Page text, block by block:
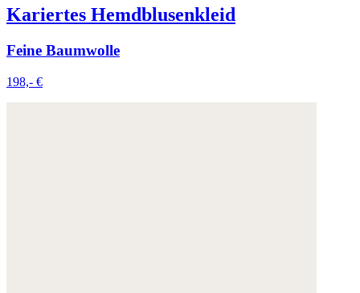
Kariertes Hemdblusenkleid
Feine Baumwolle
198,- €